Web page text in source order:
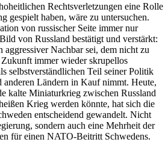
Rechtsverletzungen eine Rolle
gespielt haben, wäre zu untersuchen.
von russischer Seite immer nur
von Russland bestätigt und verstärkt:
aggressiver Nachbar sei, dem nicht zu
immer wieder skrupellos
selbstverständlichen Teil seiner Politik
anderen Ländern in Kauf nimmt. Heute,
kalte Miniaturkrieg zwischen Russland
Krieg werden könnte, hat sich die
entscheidend gewandelt. Nicht
sondern auch eine Mehrheit der
für einen NATO-Beitritt Schwedens.